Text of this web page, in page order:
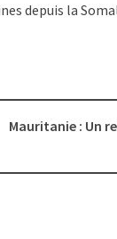
depuis la
Mauritanie : Un